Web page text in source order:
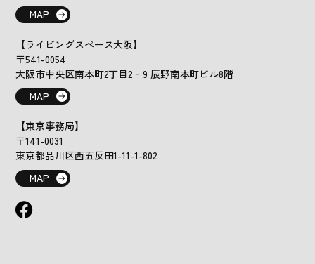
MAP
【ライビングスペース大阪】
〒541-0054
大阪市中央区南本町2丁目2‐9 辰野南本町ビル8階
MAP
【東京事務局】
〒141-0031
東京都品川区西五反田1-11-1-802
MAP